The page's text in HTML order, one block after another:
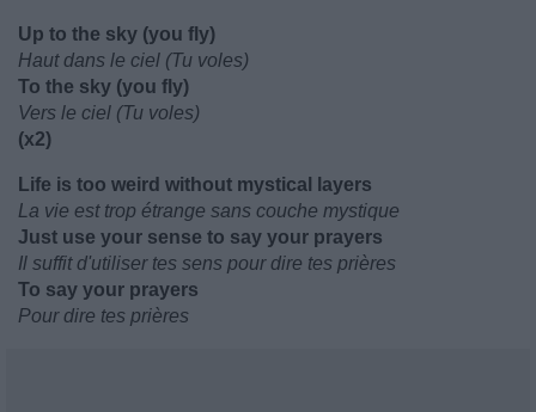
Up to the sky (you fly)
Haut dans le ciel (Tu voles)
To the sky (you fly)
Vers le ciel (Tu voles)
(x2)
Life is too weird without mystical layers
La vie est trop étrange sans couche mystique
Just use your sense to say your prayers
Il suffit d'utiliser tes sens pour dire tes prières
To say your prayers
Pour dire tes prières